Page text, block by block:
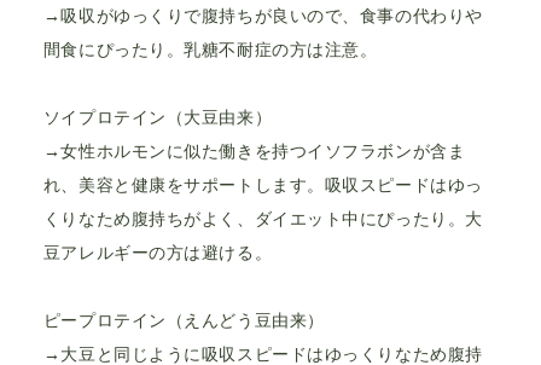
→吸収がゆっくりで腹持ちが良いので、食事の代わりや
間食にぴったり。乳糖不耐症の方は注意。
ソイプロテイン（大豆由来）
→女性ホルモンに似た働きを持つイソフラボンが含ま
れ、美容と健康をサポートします。吸収スピードはゆっ
くりなため腹持ちがよく、ダイエット中にぴったり。大
豆アレルギーの方は避ける。
ピープロテイン（えんどう豆由来）
→大豆と同じように吸収スピードはゆっくりなため腹持